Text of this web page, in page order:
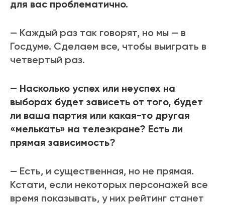
для вас проблематично.
— Каждый раз так говорят, но мы — в
Госдуме. Сделаем все, чтобы выиграть в
четвертый раз.
— Насколько успех или неуспех на
выборах будет зависеть от того, будет
ли ваша партия или какая-то другая
«мелькать» на телеэкране? Есть ли
прямая зависимость?
— Есть, и существенная, но не прямая.
Кстати, если некоторых персонажей все
время показывать, у них рейтинг станет